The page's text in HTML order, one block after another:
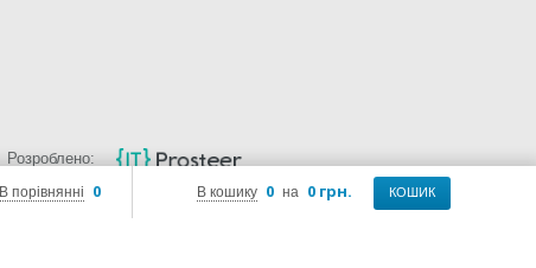
В кошику 0 на 0 грн. КОШИК
В порівнянні 0
Розроблено: